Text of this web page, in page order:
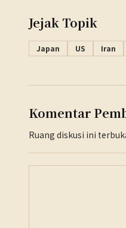
Jejak Topik
Japan US Iran
Komentar
Ruang diskusi ini